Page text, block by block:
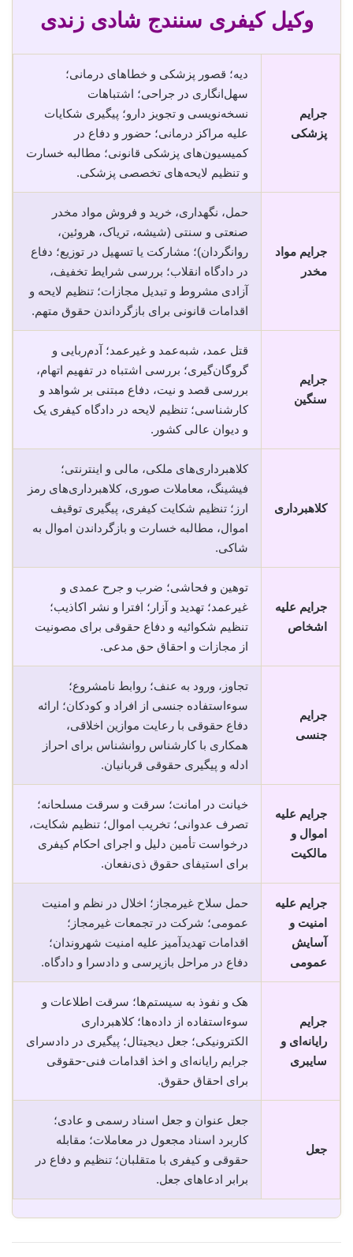
وکیل کیفری سنندج شادی زندی
جرایم
پزشکی
دیه؛ قصور پزشکی و خطاهای درمانی؛
سهل‌انگاری در جراحی؛ اشتباهات
نسخه‌نویسی و تجویز دارو؛ پیگیری شکایات
علیه مراکز درمانی؛ حضور و دفاع در
کمیسیون‌های پزشکی قانونی؛ مطالبه خسارت
و تنظیم لایحه‌های تخصصی پزشکی.
جرایم مواد
مخدر
حمل، نگهداری، خرید و فروش مواد مخدر
صنعتی و سنتی (شیشه، تریاک، هروئین،
روانگردان)؛ مشارکت یا تسهیل در توزیع؛ دفاع
در دادگاه انقلاب؛ بررسی شرایط تخفیف،
آزادی مشروط و تبدیل مجازات؛ تنظیم لایحه و
اقدامات قانونی برای بازگرداندن حقوق متهم.
جرایم
سنگین
قتل عمد، شبه‌عمد و غیرعمد؛ آدم‌ربایی و
گروگان‌گیری؛ بررسی اشتباه در تفهیم اتهام،
بررسی قصد و نیت، دفاع مبتنی بر شواهد و
کارشناسی؛ تنظیم لایحه در دادگاه کیفری یک
و دیوان عالی کشور.
کلاهبرداری
کلاهبرداری‌های ملکی، مالی و اینترنتی؛
فیشینگ، معاملات صوری، کلاهبرداری‌های رمز
ارز؛ تنظیم شکایت کیفری، پیگیری توقیف
اموال، مطالبه خسارت و بازگرداندن اموال به
شاکی.
جرایم علیه
اشخاص
توهین و فحاشی؛ ضرب و جرح عمدی و
غیرعمد؛ تهدید و آزار؛ افترا و نشر اکاذیب؛
تنظیم شکوائیه و دفاع حقوقی برای مصونیت
از مجازات و احقاق حق مدعی.
جرایم
جنسی
تجاوز، ورود به عنف؛ روابط نامشروع؛
سوءاستفاده جنسی از افراد و کودکان؛ ارائه
دفاع حقوقی با رعایت موازین اخلاقی،
همکاری با کارشناس روانشناس برای احراز
ادله و پیگیری حقوقی قربانیان.
جرایم علیه
اموال و
مالکیت
خیانت در امانت؛ سرقت و سرقت مسلحانه؛
تصرف عدوانی؛ تخریب اموال؛ تنظیم شکایت،
درخواست تأمین دلیل و اجرای احکام کیفری
برای استیفای حقوق ذی‌نفعان.
جرایم علیه
امنیت و
آسایش
عمومی
حمل سلاح غیرمجاز؛ اخلال در نظم و امنیت
عمومی؛ شرکت در تجمعات غیرمجاز؛
اقدامات تهدیدآمیز علیه امنیت شهروندان؛
دفاع در مراحل بازپرسی و دادسرا و دادگاه.
جرایم
رایانه‌ای و
سایبری
هک و نفوذ به سیستم‌ها؛ سرقت اطلاعات و
سوء‌استفاده از داده‌ها؛ کلاهبرداری
الکترونیکی؛ جعل دیجیتال؛ پیگیری در دادسرای
جرایم رایانه‌ای و اخذ اقدامات فنی-حقوقی
برای احقاق حقوق.
جعل
جعل عنوان و جعل اسناد رسمی و عادی؛
کاربرد اسناد مجعول در معاملات؛ مقابله
حقوقی و کیفری با متقلبان؛ تنظیم و دفاع در
برابر ادعاهای جعل.